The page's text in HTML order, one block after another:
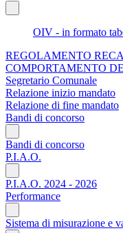
OIV - in formato
REGOLAMENTO
COMPORTAMENTO
Segretario Comunale
Relazione inizio mandato
Relazione di fine mandato
Bandi di concorso
Bandi di concorso
P.I.A.O.
P.I.A.O. 2024 - 2026
Performance
Sistema di misurazione e